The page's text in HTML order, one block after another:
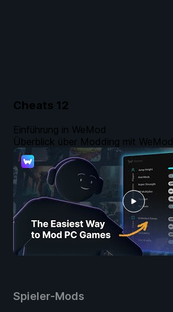
Cheats 12
Spieler-Mods
Einführung in WeMod
Überblick über Modding mit WeMod